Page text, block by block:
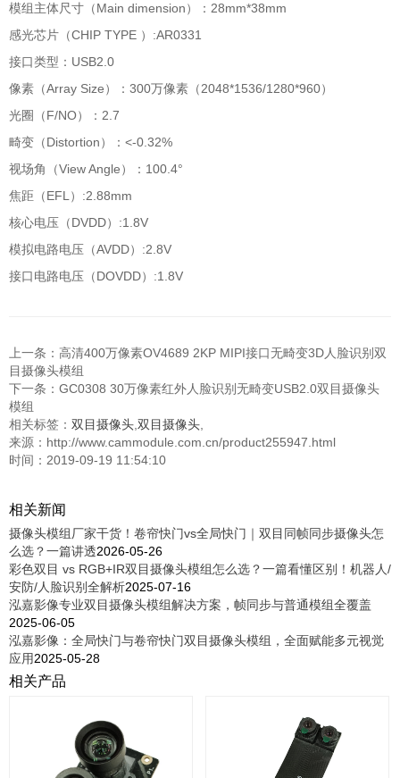
模组主体尺寸（Main dimension）：28mm*38mm
感光芯片（CHIP TYPE ）:AR0331
接口类型：USB2.0
像素（Array Size）：300万像素（2048*1536/1280*960）
光圈（F/NO）：2.7
畸变（Distortion）：<-0.32%
视场角（View Angle）：100.4°
焦距（EFL）:2.88mm
核心电压（DVDD）:1.8V
模拟电路电压（AVDD）:2.8V
接口电路电压（DOVDD）:1.8V
上一条： 高清400万像素OV4689 2KP MIPI接口无畸变3D人脸识别双
目摄像头模组
下一条： GC0308 30万像素红外人脸识别无畸变USB2.0双目摄像头
模组
相关标签： 双目摄像头,双目摄像头,
来源：http://www.cammodule.com.cn/product255947.html
时间：2019-09-19 11:54:10
相关新闻
摄像头模组厂家干货！卷帘快门vs全局快门｜双目同帧同步摄像头怎
么选？一篇讲透2026-05-26
彩色双目 vs RGB+IR双目摄像头模组怎么选？一篇看懂区别！机器人/
安防/人脸识别全解析2025-07-16
泓嘉影像专业双目摄像头模组解决方案，帧同步与普通模组全覆盖
2025-06-05
泓嘉影像：全局快门与卷帘快门双目摄像头模组，全面赋能多元视觉
应用2025-05-28
相关产品